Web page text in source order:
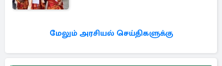
மேலும் அரசியல் செய்திகளுக்கு